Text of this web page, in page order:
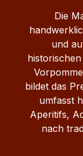
Die
und
bildet das
umfasst
Aperitifs,
nach